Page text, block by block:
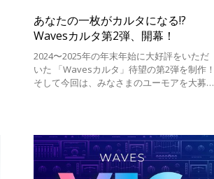
あなたの一枚がカルタになる!?
Wavesカルタ第2弾、開幕！
2024〜2025年の年末年始に大好評をいただ
いた 「Wavesカルタ」待望の第2弾を制作！
そして今回は、みなさまのユーモアを大募集